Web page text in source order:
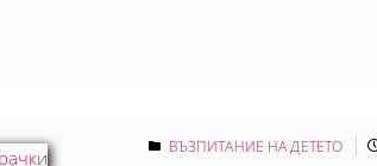
ВЪЗПИТАНИЕ НА ДЕТЕТО